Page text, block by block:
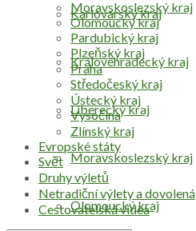
Karlovarský kraj
Královéhradecký kraj
Liberecký kraj
Moravskoslezský kraj
Olomoucký kraj
Moravskoslezský kraj
Olomoucký kraj
Pardubický kraj
Plzeňský kraj
Praha
Středočeský kraj
Ústecký kraj
Vysočina
Zlínský kraj
Evropské státy
Svět
Druhy výletů
Netradiční výlety a dovolená
Cestovatelská videa